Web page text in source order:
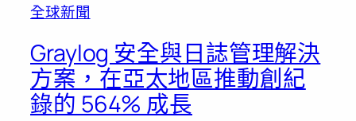
全球新聞
Graylog 安全與日誌管理解決
方案，在亞太地區推動創紀
錄的 564% 成長